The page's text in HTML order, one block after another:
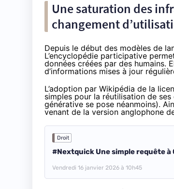
Une saturation des
changement
Depuis le début des modèles de
L’encyclopédie participative
données créées par des humains.
d’informations mises à jour
L’adoption par Wikipédia de la
simples pour la réutilisation de
générative se pose néanmoins).
venant de la version anglophone
Droit
#Nextquick Une simple requête à
Vendredi 16 janvier 2026 à 10h45